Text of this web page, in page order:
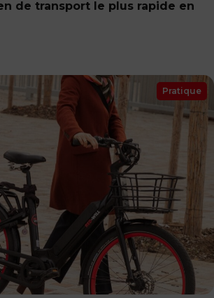
de transport le plus rapide en
Pratique